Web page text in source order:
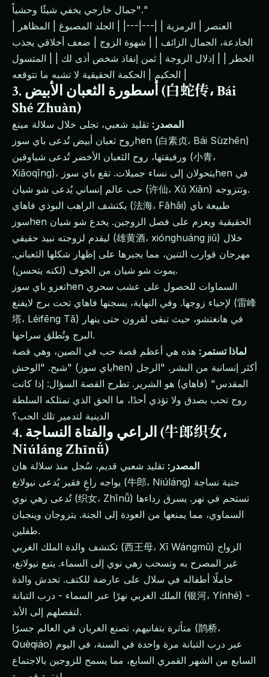
"جمال خارجي يخفي شيئًا وحشياً."
الخادعة، الجمال الزائف | | شهوة الزوج | ضعف أخلاقي يجذب
الخطر | | إذلال الزوجة | ثمن إنقاذ شخص أذى لك | | المتسول
3. أسطورة الثعبان الأبيض (白蛇传، Bái
Shé Zhuàn)
المصدر: تقليد شعبي، تجلى خلال سلالة مينغ
روح ثعبان أبيض تُدعى باي سوزhen (白素贞، Bái Sùzhēn)
ورفيقتها، روح الثعبان الأخضر تُدعى شياوقين (小青،
Xiǎoqīng)، يتحولان إلى نساء جميلات. تقع باي سوزhen في
حب عالم إنساني يُدعى شو شيان (许仙، Xǔ Xiān) وتتزوجه.
يكتشف الراهب البوذي فاهاي (法海، Fǎhǎi) طبيعة باي
سوزhen الحقيقية ويعزم على فصل الزوجين. يخدع شو شيان
ليقدم لزوجته نبيذ حقيقي (雄黄酒، xiónghuáng jiǔ) خلال
مهرجان قوارب التنين، مما يجبرها على إظهار شكلها الثعباني.
يموت شو شيان من الخوف (لكنه يتحسن).
تغزو باي سوزhen السماوات للحصول على عشب سحري
لإحياء زوجها. وفي النهاية، يسجنها فاهاي تحت برج لايفنغ (雷峰
塔، Léifēng Tǎ) في هانغتشو، حيث تبقى لقرون حتى ينهار
البرج وتُطلق سراحها.
لماذا تستمر: هذه هي أعظم قصة حب في الصين، وهي قصة
شبح. "الوحش" (باي سوزhen) أكثر إنسانية من البشر. "الرجل
المقدس" (فاهاي) هو الشرير. تطرح القصة السؤال: إذا كانت
روح تحب بصدق ولا تؤذي أحدًا، ما الحق الذي تمتلكه السلطة
الدينية لتدمير تلك الحب؟
4. الراعي والفتاة النساجة (牛郎织女،
Niúláng Zhīnǚ)
المصدر: تقليد شعبي قديم، سُجل منذ سلالة هان
يواجه راعٍ فقير يُدعى نيولانغ (牛郎، Niúláng) جنية نساجة
تُدعى زهي نوي (织女، Zhīnǚ) تستحم في نهر. يسرق رداءها
السماوي، مما يمنعها من العودة إلى الجنة. يتزوجان وينجبان
طفلين.
تكتشف والدة الملك الغربي (西王母، Xī Wángmǔ) الزواج
غير المصرح به وتسحب زهي نوي إلى السماء. يتبع نيولانغ،
حاملًا أطفاله في سلال على عارضة للكتف. تخدش والدة
الملك الغربي نهرًا عبر السماء - درب التبانة (银河، Yínhé) -
لتفصلهم إلى الأبد.
متأثرة بتفانيهم، تصنع الغربان في العالم جسرًا (鹊桥،
Quèqiáo) عبر درب التبانة مرة واحدة في السنة، في اليوم
السابع من الشهر القمري السابع، مما يسمح للزوجين بالاجتماع